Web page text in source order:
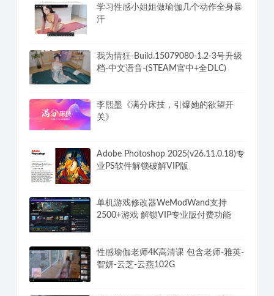
学习性感小姐姐做瑜伽几个动作全身暴
汗
我为情狂-Build.15079080-1.2-3号升级
档-中文语音-(STEAM官中+全DLC)
李熙墨《满分床技，引爆她的欲望开
关》
Adobe Photoshop 2025(v26.11.0.18)专
业PS软件解锁破解VIP版
单机游戏修改器WeModWand支持
2500+游戏 解锁VIP专业版付费功能
性感瑜伽老师4K高清课 包含老师-雅英-
智妍-云芝-云燕102G